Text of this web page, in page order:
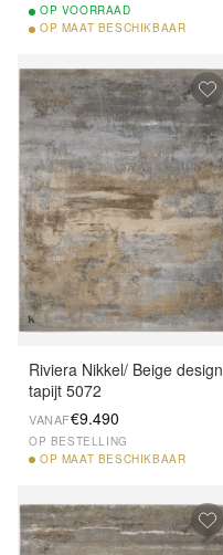
OP VOORRAAD
OP MAAT BESCHIKBAAR
Riviera Nikkel/ Beige design
tapijt 5072
VANAF€9.490
OP BESTELLING
OP MAAT BESCHIKBAAR